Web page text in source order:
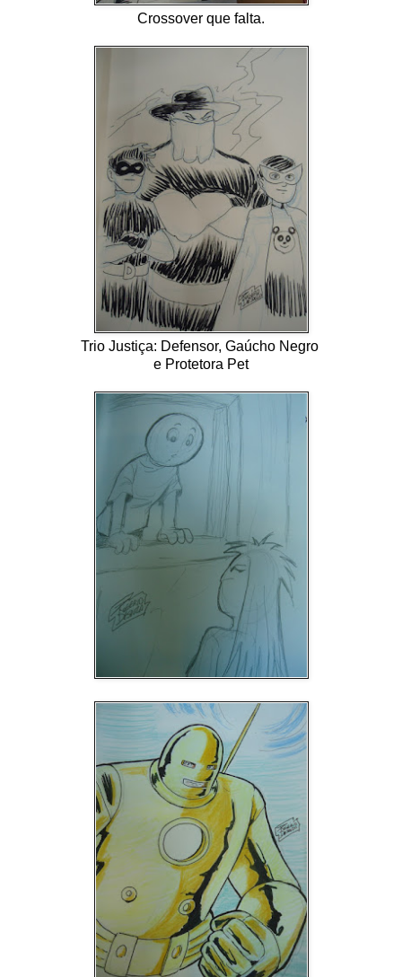
Crossover que falta.
Trio Justiça: Defensor, Gaúcho Negro
e Protetora Pet